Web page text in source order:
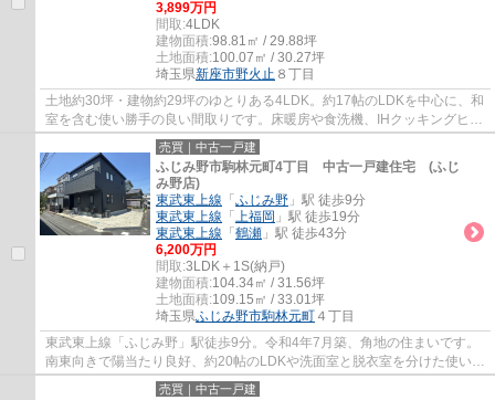
3,899万円
間取:4LDK
建物面積:98.81㎡ / 29.88坪
土地面積:100.07㎡ / 30.27坪
埼玉県新座市野火止 ８丁目
土地約30坪・建物約29坪のゆとりある4LDK。約17帖のLDKを中心に、和
室を含む使い勝手の良い間取りです。床暖房や食洗機、IHクッキングヒー
ターを備え、全居室収納付きで快適な新生活を...
売買｜中古一戸建
ふじみ野市駒林元町4丁目 中古一戸建住宅 (ふじ
み野店)
東武東上線 「 ふじみ野 」駅 徒歩9分
東武東上線 「 上福岡 」駅 徒歩19分
東武東上線 「 鶴瀬 」駅 徒歩43分
6,200万円
間取:3LDK＋1S(納戸)
建物面積:104.34㎡ / 31.56坪
土地面積:109.15㎡ / 33.01坪
埼玉県ふじみ野市駒林元町 ４丁目
東武東上線「ふじみ野」駅徒歩9分。令和4年7月築、角地の住まいです。
南東向きで陽当たり良好、約20帖のLDKや洗面室と脱衣室を分けた使いや
すい間取り、カースペース2台分（車種による...
売買｜中古一戸建